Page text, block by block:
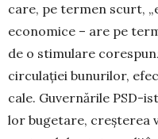
care, pe termen scurt,
economice – are pe
de o stimulare
circulației bunurilor,
cale. Guvernările PSD-
lor bugetare, creșterea